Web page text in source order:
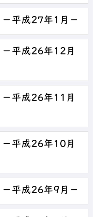
平成27年1月－
平成26年12月
平成26年11月
平成26年10月
平成26年9月－